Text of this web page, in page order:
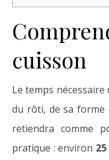
cuisson
Le temps
du rôti, de sa forme
retiendra comme
pratique : environ